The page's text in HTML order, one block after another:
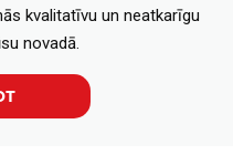
kvalitatīvu un neatkarīgu
novadā.